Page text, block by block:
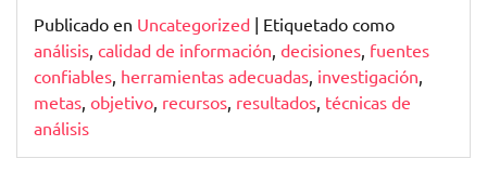
Publicado en Uncategorized | Etiquetado como
análisis, calidad de información, decisiones, fuentes
confiables, herramientas adecuadas, investigación,
metas, objetivo, recursos, resultados, técnicas de
análisis